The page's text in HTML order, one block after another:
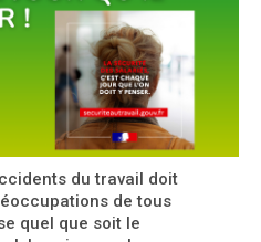
du travail doit
de tous
quel que soit le